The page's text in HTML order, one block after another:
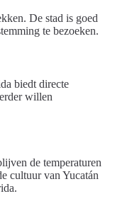
De stad is goed
te bezoeken.
biedt directe
willen
de temperaturen
cultuur van Yucatán